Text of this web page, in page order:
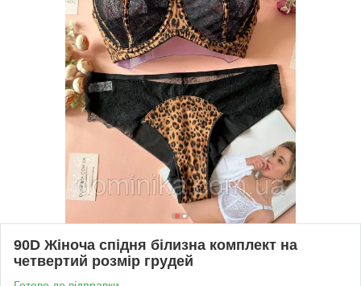
90D Жіноча спідня білизна комплект на
четвертий розмір грудей